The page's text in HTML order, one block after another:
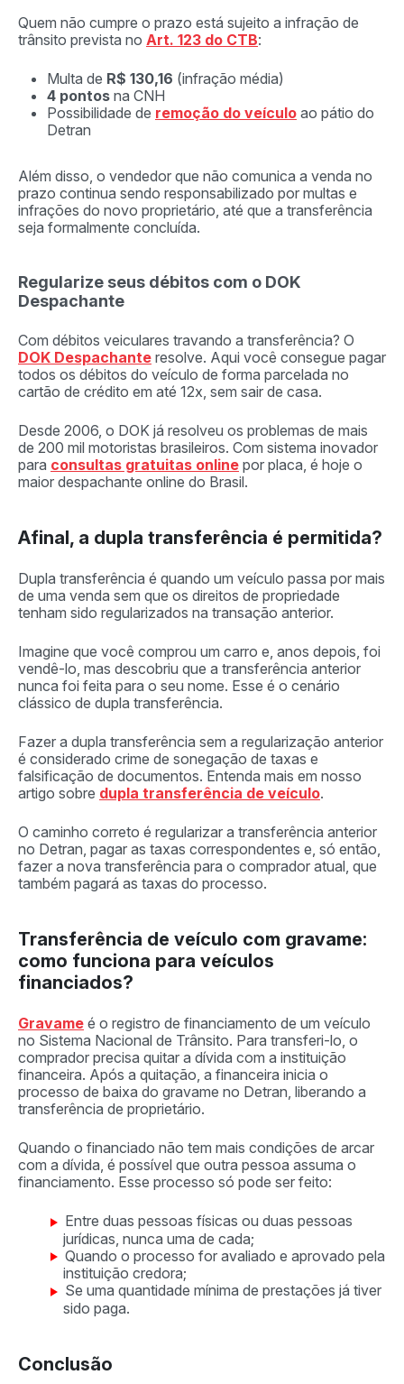
Quem não cumpre o prazo está sujeito a infração de
trânsito prevista no Art. 123 do CTB:
Multa de R$ 130,16 (infração média)
4 pontos na CNH
Possibilidade de remoção do veículo ao pátio do
Detran
Além disso, o vendedor que não comunica a venda no
prazo continua sendo responsabilizado por multas e
infrações do novo proprietário, até que a transferência
seja formalmente concluída.
Regularize seus débitos com o DOK
Despachante
Com débitos veiculares travando a transferência? O
DOK Despachante resolve. Aqui você consegue pagar
todos os débitos do veículo de forma parcelada no
cartão de crédito em até 12x, sem sair de casa.
Desde 2006, o DOK já resolveu os problemas de mais
de 200 mil motoristas brasileiros. Com sistema inovador
para consultas gratuitas online por placa, é hoje o
maior despachante online do Brasil.
Afinal, a dupla transferência é permitida?
Dupla transferência é quando um veículo passa por mais
de uma venda sem que os direitos de propriedade
tenham sido regularizados na transação anterior.
Imagine que você comprou um carro e, anos depois, foi
vendê-lo, mas descobriu que a transferência anterior
nunca foi feita para o seu nome. Esse é o cenário
clássico de dupla transferência.
Fazer a dupla transferência sem a regularização anterior
é considerado crime de sonegação de taxas e
falsificação de documentos. Entenda mais em nosso
artigo sobre dupla transferência de veículo.
O caminho correto é regularizar a transferência anterior
no Detran, pagar as taxas correspondentes e, só então,
fazer a nova transferência para o comprador atual, que
também pagará as taxas do processo.
Transferência de veículo com gravame:
como funciona para veículos
financiados?
Gravame é o registro de financiamento de um veículo
no Sistema Nacional de Trânsito. Para transferi-lo, o
comprador precisa quitar a dívida com a instituição
financeira. Após a quitação, a financeira inicia o
processo de baixa do gravame no Detran, liberando a
transferência de proprietário.
Quando o financiado não tem mais condições de arcar
com a dívida, é possível que outra pessoa assuma o
financiamento. Esse processo só pode ser feito:
Entre duas pessoas físicas ou duas pessoas
jurídicas, nunca uma de cada;
Quando o processo for avaliado e aprovado pela
instituição credora;
Se uma quantidade mínima de prestações já tiver
sido paga.
Conclusão